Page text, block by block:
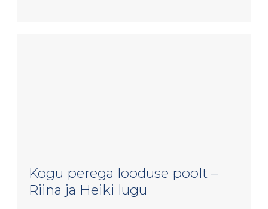
Kogu perega looduse poolt –
Riina ja Heiki lugu